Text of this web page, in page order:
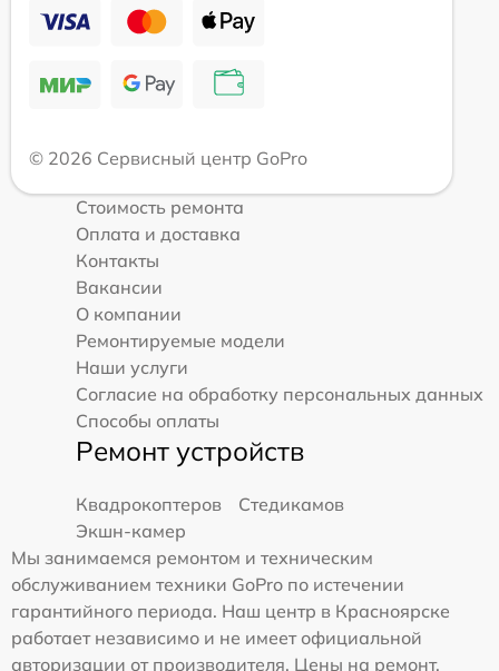
© 2026 Сервисный центр GoPro
Стоимость ремонта
Оплата и доставка
Контакты
Вакансии
О компании
Ремонтируемые модели
Наши услуги
Согласие на обработку персональных данных
Способы оплаты
Ремонт устройств
Квадрокоптеров
Стедикамов
Экшн-камер
Мы занимаемся ремонтом и техническим
обслуживанием техники GoPro по истечении
гарантийного периода. Наш центр в Красноярске
работает независимо и не имеет официальной
авторизации от производителя. Цены на ремонт,